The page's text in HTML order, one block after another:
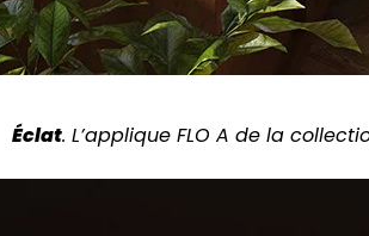
Éclat. L’applique FLO A de la